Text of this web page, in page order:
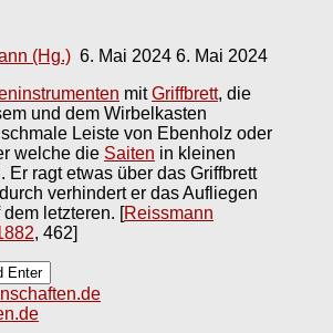
(Hg.) 6. Mai 2024 6. Mai 2024
mitGriffbrett, die
und dem Wirbelkasten
Leiste von Ebenholz oder
welche die Saiten in kleinen
Er ragt etwas über das Griffbrett
verhindert er das Aufliegen
letzteren. [Reissmann
, 462]